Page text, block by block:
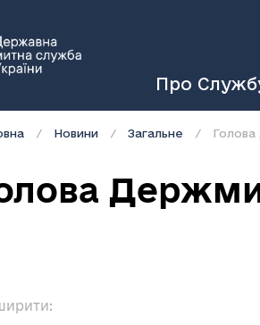
Про
Новини Загальне Голова